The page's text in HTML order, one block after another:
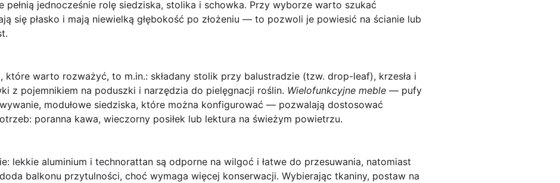
pełnią jednocześnie rolę siedziska, stolika i schowka. Przy wyborze warto szukać
się płasko i mają niewielką głębokość po złożeniu — to pozwoli je powiesić na ścianie lub
które warto rozważyć, to m.in.: składany stolik przy balustradzie (tzw. drop-leaf), krzesła i
z pojemnikiem na poduszki i narzędzia do pielęgnacji roślin. Wielofunkcyjne meble — pufy
modułowe siedziska, które można konfigurować — pozwalają dostosować
poranna kawa, wieczorny posiłek lub lektura na świeżym powietrzu.
lekkie aluminium i technorattan są odporne na wilgoć i łatwe do przesuwania, natomiast
balkonu przytulności, choć wymaga więcej konserwacji. Wybierając tkaniny, postaw na